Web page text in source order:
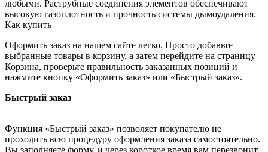
любыми. Раструбные соединения элементов обеспечивают
высокую газоплотность и прочность системы дымоудаления.
Как купить
Оформить заказ на нашем сайте легко. Просто добавьте
выбранные товары в корзину, а затем перейдите на страницу
Корзина, проверьте правильность заказанных позиций и
нажмите кнопку «Оформить заказ» или «Быстрый заказ».
Быстрый заказ
Функция «Быстрый заказ» позволяет покупателю не
проходить всю процедуру оформления заказа самостоятельно.
Вы заполняете форму, и через короткое время вам перезвонит